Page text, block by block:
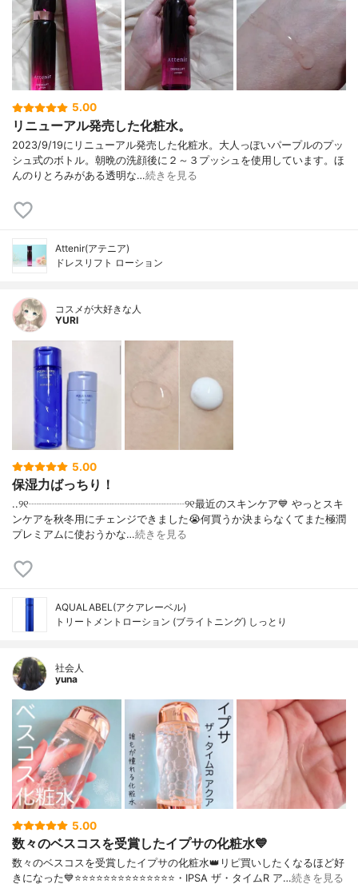
5.00
リニューアル発売した化粧水。
2023/9/19にリニューアル発売した化粧水。大人っぽいパープルのプッ
シュ式のボトル。朝晩の洗顔後に２～３プッシュを使用しています。ほ
んのりとろみがある透明な…続きを見る
Attenir(アテニア)
ドレスリフト ローション
コスメが大好きな人
YURI
5.00
保湿力ばっちり！
..୨୧┈┈┈┈┈┈┈┈┈┈┈┈┈┈┈୨୧最近のスキンケア💙 やっとスキ
ンケアを秋冬用にチェンジできました😭何買うか決まらなくてまた極潤
プレミアムに使おうかな…続きを見る
AQUALABEL(アクアレーベル)
トリートメントローション (ブライトニング) しっとり
社会人
yuna
5.00
数々のベスコスを受賞したイプサの化粧水💙
数々のベスコスを受賞したイプサの化粧水👑リピ買いしたくなるほど好
きになった💙⭐️⭐️⭐️⭐️⭐️⭐️⭐️⭐️⭐️⭐️⭐️⭐️⭐️⭐️・IPSA ザ・タイムR ア…続きを見る